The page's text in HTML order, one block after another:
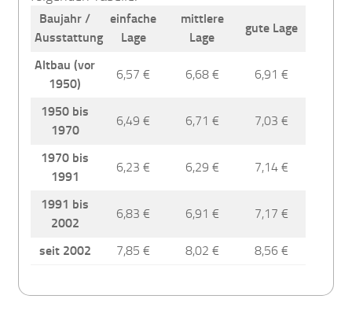
Baujahr /
Ausstattung
einfache
Lage
mittlere
Lage
gute Lage
Altbau (vor
1950)
6,57 € 6,68 € 6,91 €
1950 bis
1970
6,49 € 6,71 € 7,03 €
1970 bis
1991
6,23 € 6,29 € 7,14 €
1991 bis
2002
6,83 € 6,91 € 7,17 €
seit 2002 7,85 € 8,02 € 8,56 €